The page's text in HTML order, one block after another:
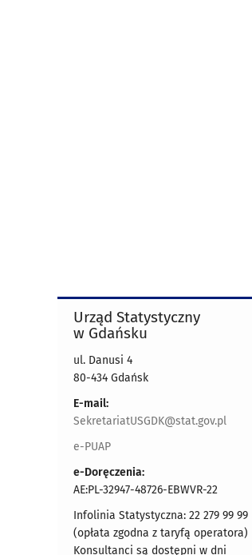
Urząd Statystyczny
w Gdańsku
ul. Danusi 4
80-434 Gdańsk
E-mail:
SekretariatUSGDK@stat.gov.pl
e-PUAP
e-Doręczenia:
AE:PL-32947-48726-EBWVR-22
Infolinia Statystyczna: 22 279 99 99
(opłata zgodna z taryfą operatora)
Konsultanci są dostępni w dni